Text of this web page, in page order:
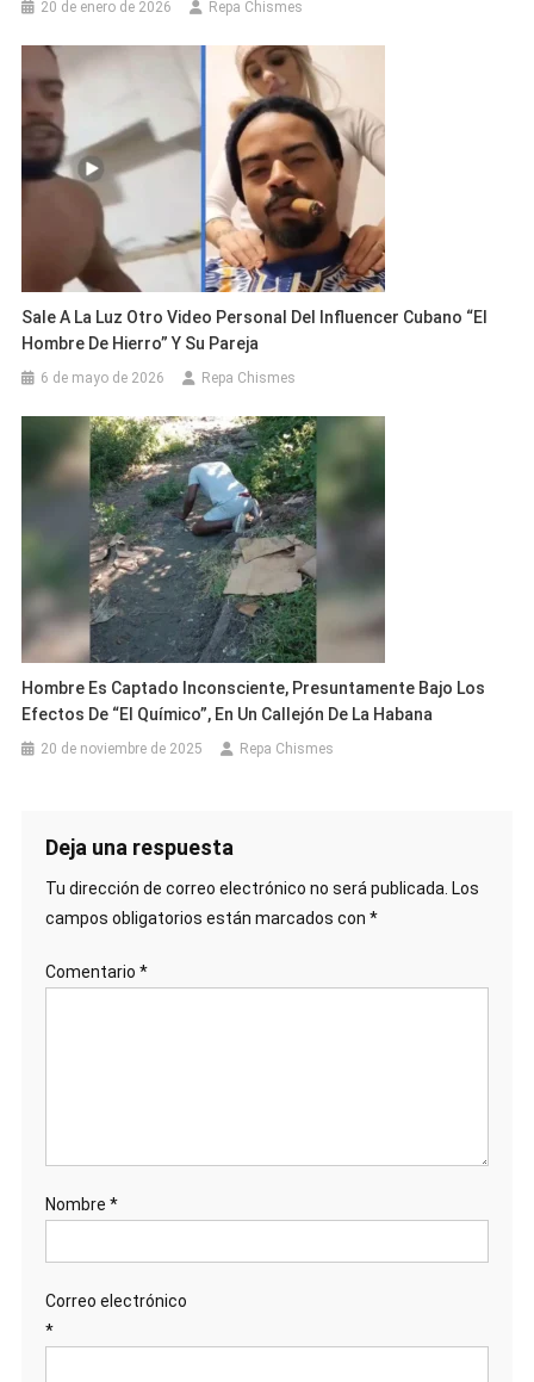
20 de enero de 2026 Repa Chismes
Sale A La Luz Otro Video Personal Del Influencer Cubano “El
Hombre De Hierro” Y Su Pareja
6 de mayo de 2026 Repa Chismes
Hombre Es Captado Inconsciente, Presuntamente Bajo Los
Efectos De “el Químico”, En Un Callejón De La Habana
20 de noviembre de 2025 Repa Chismes
Deja una respuesta
Tu dirección de correo electrónico no será publicada. Los
campos obligatorios están marcados con *
Comentario *
Nombre *
Correo electrónico
*